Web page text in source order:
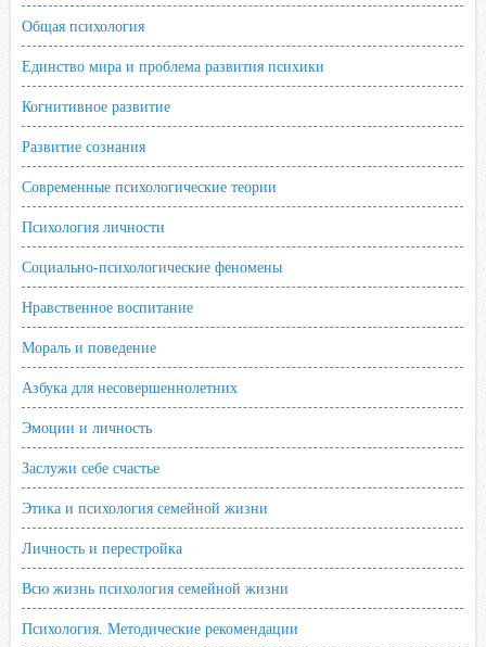
Общая психология
Единство мира и проблема развития психики
Когнитивное развитие
Развитие сознания
Современные психологические теории
Психология личности
Социально-психологические феномены
Нравственное воспитание
Мораль и поведение
Азбука для несовершеннолетних
Эмоции и личность
Заслужи себе счастье
Этика и психология семейной жизни
Личность и перестройка
Всю жизнь психология семейной жизни
Психология. Методические рекомендации